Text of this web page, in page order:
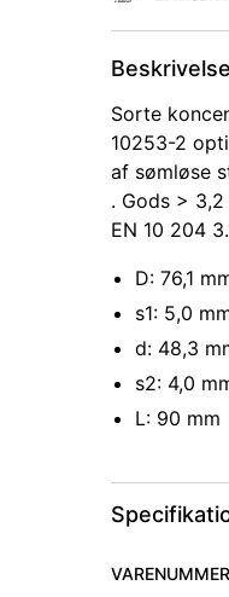
Beskrivelse
Sorte
10253-2
af sømløse
. Gods >
EN 10 204
D: 76,1
s1: 5,0
d: 48,3
s2: 4,0
L: 90 mm